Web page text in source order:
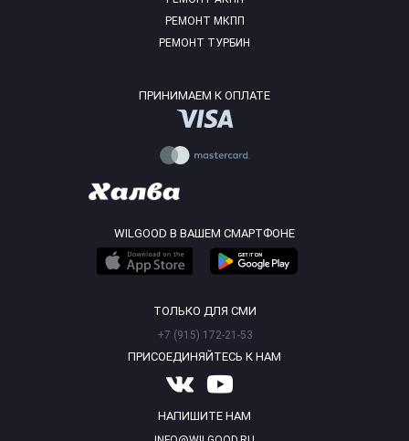
РЕМОНТ МКПП
РЕМОНТ ТУРБИН
ПРИНИМАЕМ К ОПЛАТЕ
WILGOOD В ВАШЕМ СМАРТФОНЕ
ТОЛЬКО ДЛЯ СМИ
+7 (915) 172-21-53
ПРИСОЕДИНЯЙТЕСЬ К НАМ
НАПИШИТЕ НАМ